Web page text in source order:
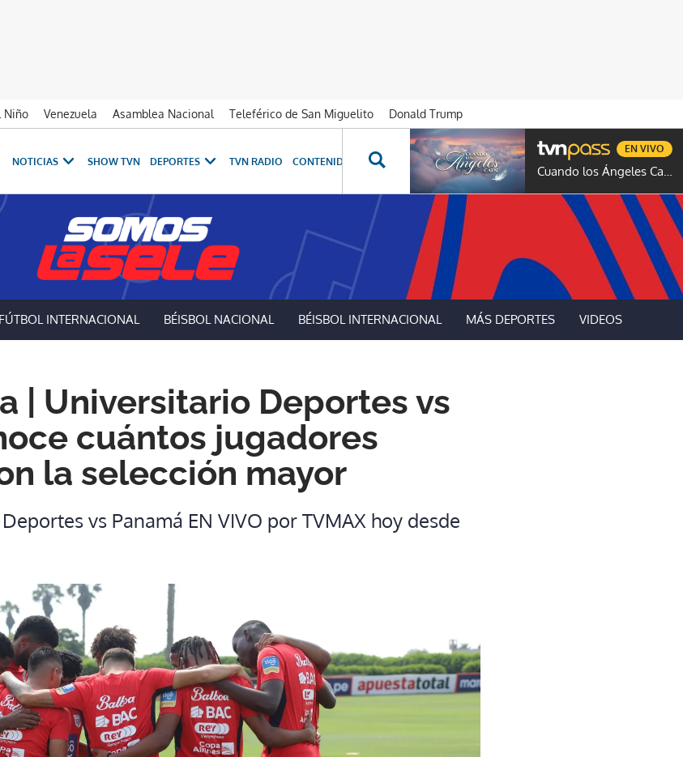
Niño Venezuela Asamblea Nacional Teleférico de San Miguelito
Donald Trump
NOTICIAS SHOW TVN DEPORTES TVN RADIO CONTENIDOS ESPECIALES NOVELAS PROGRAMAS GENTE TVN
Cuando los Ángeles Caen
EN VIVO
FÚTBOL INTERNACIONAL BÉISBOL NACIONAL BÉISBOL INTERNACIONAL MÁS DEPORTES VIDEOS
| Universitario Deportes vs
cuántos jugadores
la selección mayor
vs Panamá EN VIVO por TVMAX hoy desde